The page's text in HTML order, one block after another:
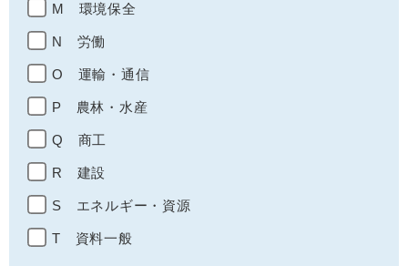
M 環境保全
N 労働
O 運輸・通信
P 農林・水産
Q 商工
R 建設
S エネルギー・資源
T 資料一般